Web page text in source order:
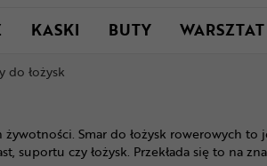
KASKI BUTY WARSZTAT
do łożysk
Smar do łożysk rowerowych
suportu czy łożysk. Przekłada się to na